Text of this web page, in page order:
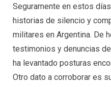
Seguramente en estos
historias de silencio y
militares en Argentina. De
testimonios y denuncias
ha levantado posturas
Otro dato a corroborar es